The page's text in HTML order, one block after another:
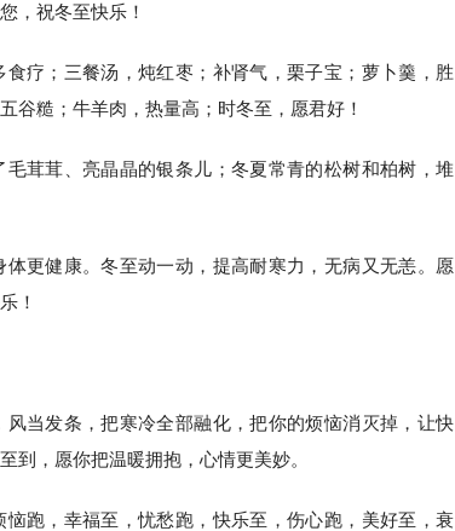
，祝冬至快乐！
疗；三餐汤，炖红枣；补肾气，栗子宝；萝卜羹，胜
谷糙；牛羊肉，热量高；时冬至，愿君好！
茸茸、亮晶晶的银条儿；冬夏常青的松树和柏树，堆
更健康。冬至动一动，提高耐寒力，无病又无恙。愿
！
当发条，把寒冷全部融化，把你的烦恼消灭掉，让快
到，愿你把温暖拥抱，心情更美妙。
跑，幸福至，忧愁跑，快乐至，伤心跑，美好至，衰